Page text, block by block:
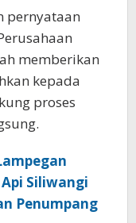
pernyataan
memberikan
kepada
proses
Siliwangi
Penumpang